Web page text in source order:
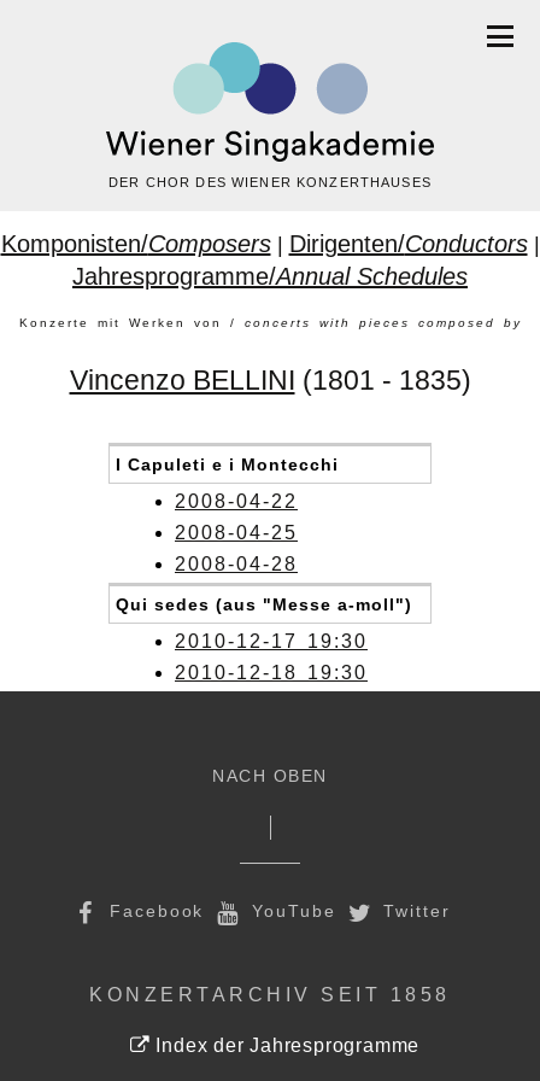
DER CHOR DES WIENER KONZERTHAUSES
Komponisten/Composers| Dirigenten/Conductors|
Jahresprogramme/Annual Schedules
Konzerte mit Werken von / concerts with pieces composed by
Vincenzo BELLINI (1801 - 1835)
I Capuleti e i Montecchi
2008-04-22
2008-04-25
2008-04-28
Qui sedes (aus "Messe a-moll")
2010-12-17 19:30
2010-12-18 19:30
NACH OBEN
Facebook YouTube Twitter
KONZERTARCHIV SEIT 1858
Index der Jahresprogramme